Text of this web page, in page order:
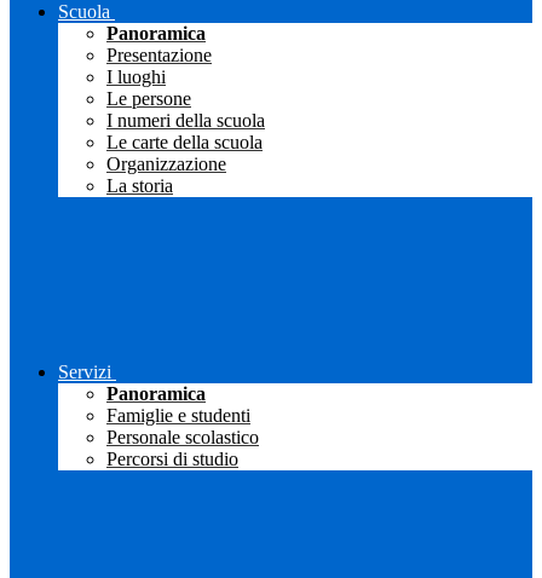
Scuola
Panoramica
Presentazione
I luoghi
Le persone
I numeri della scuola
Le carte della scuola
Organizzazione
La storia
Servizi
Panoramica
Famiglie e studenti
Personale scolastico
Percorsi di studio